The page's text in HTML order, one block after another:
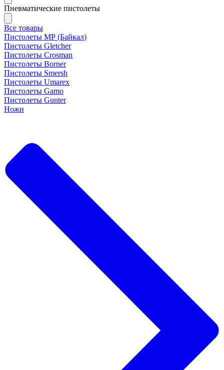
Пневматические пистолеты
Все товары
Пистолеты МР (Байкал)
Пистолеты Gletcher
Пистолеты Crosman
Пистолеты Borner
Пистолеты Smersh
Пистолеты Umarex
Пистолеты Gamo
Пистолеты Gunter
Ножи